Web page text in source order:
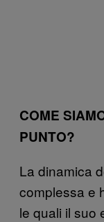
COME
PUNTO?
La dinamica
complessa e
le quali il suo